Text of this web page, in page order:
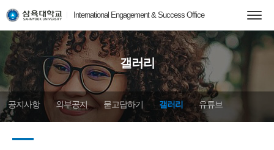
International Engagement & Success Office
갤러리
공지사항 외부공지 묻고답하기 갤러리 유튜브